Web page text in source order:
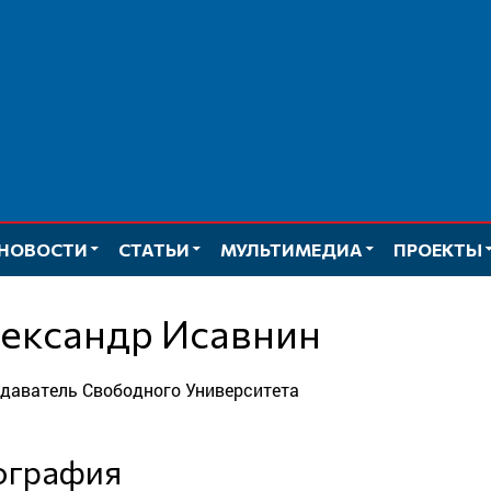
СТАТЬИ МУЛЬТИМЕДИА
ПРОЕКТЫ
Исавнин
Свободного Университета